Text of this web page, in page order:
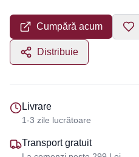
Cumpără acum
Distribuie
Livrare
1-3 zile lucrătoare
Transport gratuit